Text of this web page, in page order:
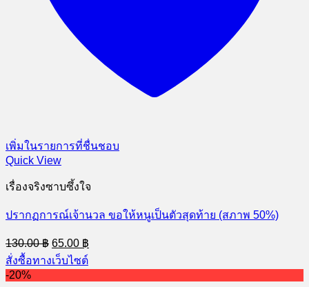
เพิ่มในรายการที่ชื่นชอบ
Quick View
เรื่องจริงซาบซึ้งใจ
ปรากฏการณ์เจ้านวล ขอให้หนูเป็นตัวสุดท้าย (สภาพ 50%)
130.00฿ Original
price
was:
130.00 ฿.
65.00 ฿
price
65.00 ฿.
สั่งซื้อทางเว็บไซต์
-20%